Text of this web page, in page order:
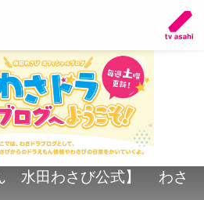
水田わさび公式】 わさ